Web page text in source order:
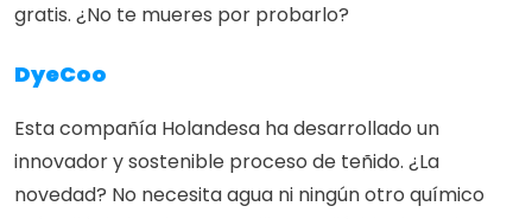
gratis. ¿No te mueres por probarlo?
DyeCoo
Esta compañía Holandesa ha desarrollado un
innovador y sostenible proceso de teñido. ¿La
novedad? No necesita agua ni ningún otro químico